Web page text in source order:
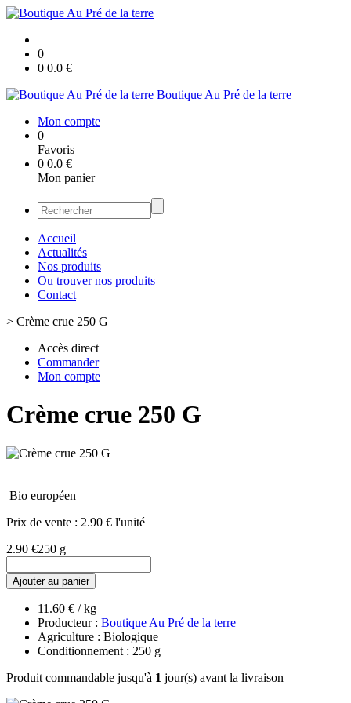
0
0 0.0 €
Boutique Au Pré de la terre
Mon compte
0
Favoris
0 0.0 €
Mon panier
Accueil
Actualités
Nos produits
Ou trouver nos produits
Contact
> Crème crue 250 G
Accès direct
Commander
Mon compte
Crème crue 250 G
Bio européen
Prix de vente : 2.90 € l'unité
2.90 €250 g
Ajouter au panier
11.60 € / kg
Producteur : Boutique Au Pré de la terre
Agriculture : Biologique
Conditionnement : 250 g
Produit commandable jusqu'à 1 jour(s) avant la livraison